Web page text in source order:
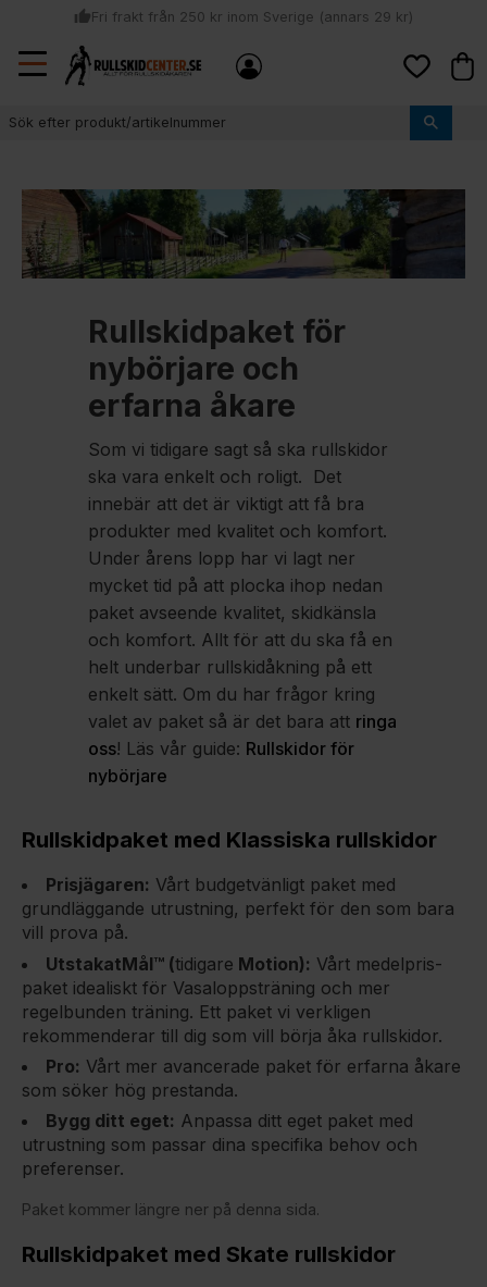
Meny
thumb_upFri frakt från 250 kr inom Sverige (annars 29 kr)
local_shipping
Sommar: Beställ innan kl 11:00 (mån-ons) och vi skickar lagervaror
samma dag
Rullskidpaket för
nybörjare och
erfarna åkare
Som vi tidigare sagt så ska rullskidor
ska vara enkelt och roligt. Det
innebär att det är viktigt att få bra
produkter med kvalitet och komfort.
Under årens lopp har vi lagt ner
mycket tid på att plocka ihop nedan
paket avseende kvalitet, skidkänsla
och komfort. Allt för att du ska få en
helt underbar rullskidåkning på ett
enkelt sätt. Om du har frågor kring
valet av paket så är det bara att ringa
oss! Läs vår guide: Rullskidor för
nybörjare
Rullskidpaket med Klassiska rullskidor
Prisjägaren: Vårt budgetvänligt paket med
grundläggande utrustning, perfekt för den som bara
vill prova på.
UtstakatMål™ (tidigare Motion): Vårt medelpris-
paket idealiskt för Vasaloppsträning och mer
regelbunden träning. Ett paket vi verkligen
rekommenderar till dig som vill börja åka rullskidor.
Pro: Vårt mer avancerade paket för erfarna åkare
som söker hög prestanda.
Bygg ditt eget: Anpassa ditt eget paket med
utrustning som passar dina specifika behov och
preferenser.
Paket kommer längre ner på denna sida.
Rullskidpaket med Skate rullskidor